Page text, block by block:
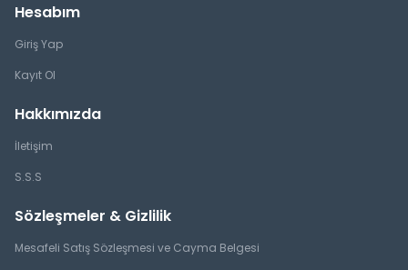
Hesabım
Giriş Yap
Kayıt Ol
Hakkımızda
İletişim
S.S.S
Sözleşmeler & Gizlilik
Mesafeli Satış Sözleşmesi ve Cayma Belgesi